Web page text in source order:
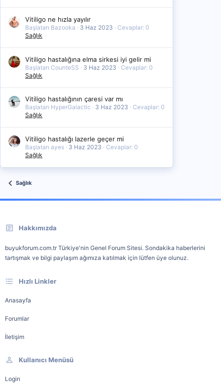
Vitiligo ne hızla yayılır
Başlatan Bazooka 3 Haz 2023
Cevaplar: 0
Sağlık
Vitiligo hastalığına elma sirkesi iyi gelir mi
Başlatan CounteSS 3 Haz 2023
Cevaplar: 0
Sağlık
Vitiligo hastalığının çaresi var mı
Başlatan HyperGalactic 3 Haz 2023
Cevaplar: 0
Sağlık
Vitiligo hastalığı lazerle geçer mi
Başlatan ayes 3 Haz 2023
Cevaplar: 0
Sağlık
Sağlık
Hakkımızda
buyukforum.com.tr Türkiye'nin Genel Forum Sitesi. Sondakika haberlerini
tartışmak ve bilgi paylaşım ağımıza katılmak için lütfen üye olunuz.
Hızlı Linkler
Anasayfa
Forumlar
İletişim
Kullanıcı Menüsü
Login